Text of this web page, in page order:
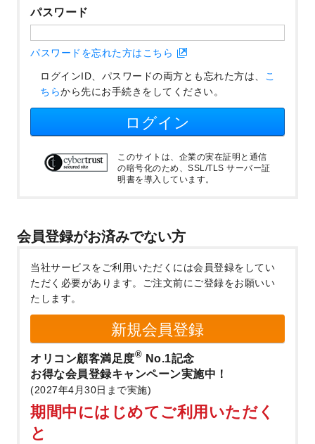
パスワード
パスワードを忘れた方はこちら
ログインID、パスワードの両方とも忘れた方は、 こ
ちらから先にお手続きをしてください。
ログイン
このサイトは、企業の実在証明と通信
の暗号化のため、SSL/TLS サーバー証
明書を導入しています。
会員登録がお済みでない方
当社サービスをご利用いただくには会員登録をしてい
ただく必要があります。
ご注文前にご登録をお願いい
たします。
新規会員登録
オリコン顧客満足度® No.1記念
お得な会員登録キャンペーン実施中！
(2027年4月30日まで実施)
期間中にはじめてご利用いただく
と